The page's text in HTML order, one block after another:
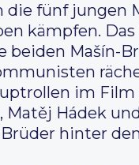
die fünf jungen
kämpfen.
beiden Mašín-
im Film
Matěj Hádek
hinter